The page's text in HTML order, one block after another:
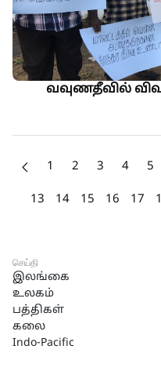
1 2 3 4 5
13 14 15 16 17
செய்தி
இலங்கை
உலகம்
பத்திகள்
கலை
Indo-Pacific